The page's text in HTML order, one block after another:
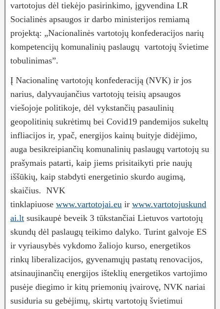
vartotojus dėl tiekėjo pasirinkimo, įgyvendina LR
Socialinės apsaugos ir darbo ministerijos remiamą
projektą: „Nacionalinės vartotojų konfederacijos narių
kompetencijų komunalinių paslaugų vartotojų švietime
tobulinimas”.
Į Nacionalinę vartotojų konfederaciją (NVK) ir jos
narius, dalyvaujančius vartotojų teisių apsaugos
viešojoje politikoje, dėl vykstančių pasaulinių
geopolitinių sukrėtimų bei Covid19 pandemijos sukeltų
infliacijos ir, ypač, energijos kainų buityje didėjimo,
auga besikreipiančių komunalinių paslaugų vartotojų su
prašymais patarti, kaip jiems prisitaikyti prie naujų
iššūkių, kaip stabdyti energetinio skurdo augimą,
skaičius. NVK
tinklapiuose www.vartotojai.eu ir www.vartotojuskund
ai.lt susikaupė beveik 3 tūkstančiai Lietuvos vartotojų
skundų dėl paslaugų teikimo dalyko. Turint galvoje ES
ir vyriausybės vykdomo žaliojo kurso, energetikos
rinkų liberalizacijos, gyvenamųjų pastatų renovacijos,
atsinaujinančių energijos išteklių energetikos vartojimo
pusėje diegimo ir kitų priemonių įvairovę, NVK nariai
susiduria su gebėjimų, skirtų vartotojų švietimui